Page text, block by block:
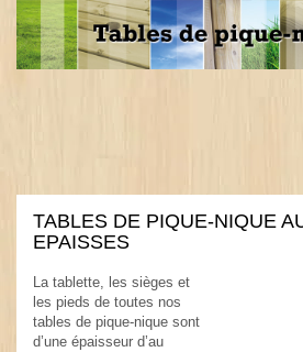
TABLES DE PIQUE-NIQUE
EPAISSES
La tablette, les sièges et
les pieds de toutes nos
tables de pique-nique sont
d’une épaisseur d’au